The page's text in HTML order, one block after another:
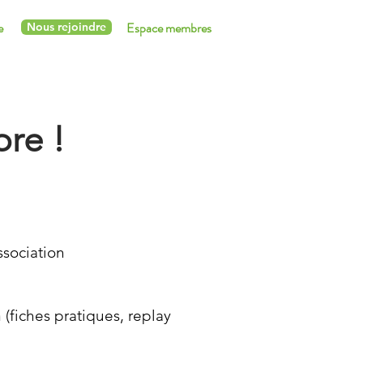
Nous rejoindre Espace membres
!
(fiches pratiques, replay